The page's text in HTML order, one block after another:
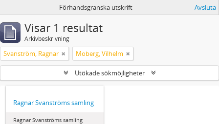
Förhandsgranska utskrift Avsluta
Visar 1 resultat
Arkivbeskrivning
Svanström, Ragnar Moberg, Vilhelm
Utökade sökmöjligheter
Ragnar Svanströms samling
Ragnar Svanströms samling